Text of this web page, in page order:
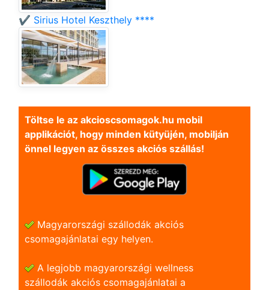
✔️ Sirius Hotel Keszthely ****
Töltse le az akcioscsomagok.hu mobil
applikációt, hogy minden kütyüjén, mobilján
önnel legyen az összes akciós szállás!
Magyarországi szállodák akciós
csomagajánlatai egy helyen.
A legjobb magyarországi wellness
szállodák akciós csomagajánlatai a